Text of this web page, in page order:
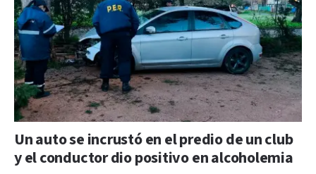
Un auto se incrustó en el predio de un club
y el conductor dio positivo en alcoholemia